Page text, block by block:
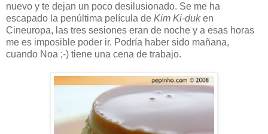
nuevo y te dejan un poco desilusionado. Se me ha
escapado la penúltima película de Kim Ki-duken
Cineuropa, las tres sesiones eran de noche y a esas horas
me es imposible poder ir. Podría haber sido mañana,
cuando Noa ;-) tiene una cena de trabajo.